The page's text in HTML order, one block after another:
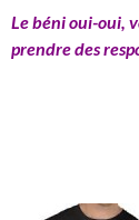
Le béni oui-oui,
prendre des